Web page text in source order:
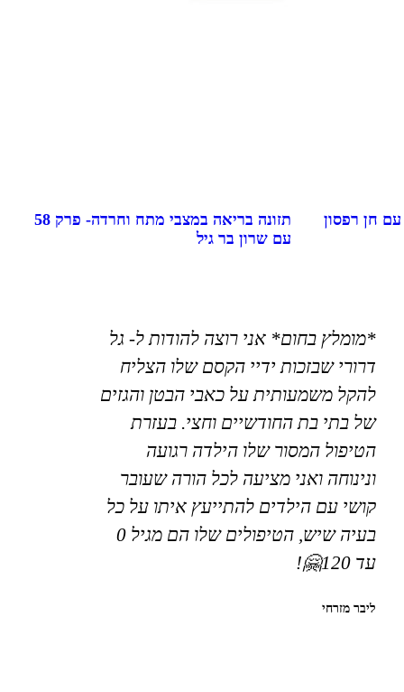
ליצור מציאות בריאה- פרק 59 עם חן רפסון
תזונה בריאה במצבי מתח וחרדה- פרק 58
עם שרון בר גיל
*מומלץ בחום* אני רוצה להודות ל- גל
דרורי שבזכות ידיי הקסם שלו הצליח
להקל משמעותית על כאבי הבטן והגזים
של בתי בת החודשיים וחצי. בעזרת
הטיפול המסור שלו הילדה רגועה
ונינוחה ואני מציעה לכל הורה שעובר
קושי עם הילדים להתייעץ איתו על כל
בעיה שיש, הטיפולים שלו הם מגיל 0
עד 120🤗!
ליבר מזרחי